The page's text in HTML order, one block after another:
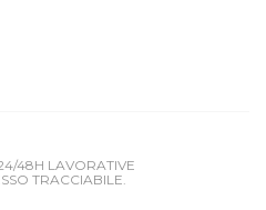
48H LAVORATIVE
TRACCIABILE.